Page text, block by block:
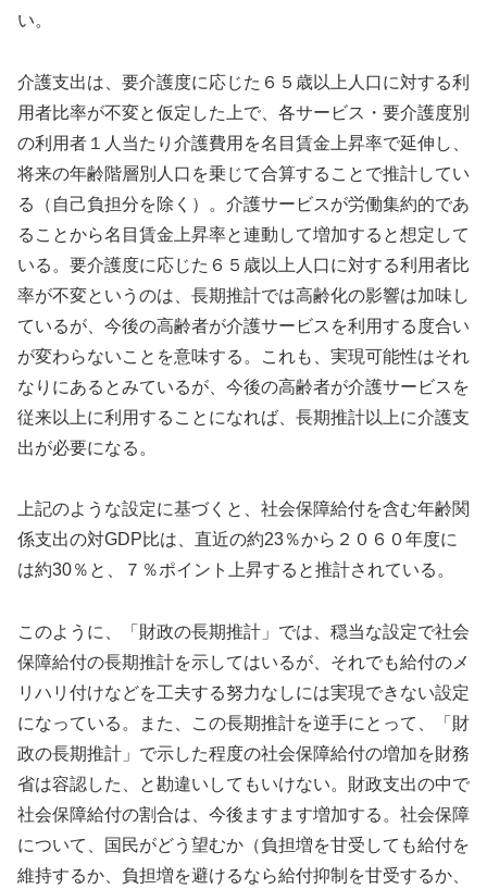
い。
介護支出は、要介護度に応じた６５歳以上人口に対する利
用者比率が不変と仮定した上で、各サービス・要介護度別
の利用者１人当たり介護費用を名目賃金上昇率で延伸し、
将来の年齢階層別人口を乗じて合算することで推計してい
る（自己負担分を除く）。介護サービスが労働集約的であ
ることから名目賃金上昇率と連動して増加すると想定して
いる。要介護度に応じた６５歳以上人口に対する利用者比
率が不変というのは、長期推計では高齢化の影響は加味し
ているが、今後の高齢者が介護サービスを利用する度合い
が変わらないことを意味する。これも、実現可能性はそれ
なりにあるとみているが、今後の高齢者が介護サービスを
従来以上に利用することになれば、長期推計以上に介護支
出が必要になる。
上記のような設定に基づくと、社会保障給付を含む年齢関
係支出の対GDP比は、直近の約23％から２０６０年度に
は約30％と、７％ポイント上昇すると推計されている。
このように、「財政の長期推計」では、穏当な設定で社会
保障給付の長期推計を示してはいるが、それでも給付のメ
リハリ付けなどを工夫する努力なしには実現できない設定
になっている。また、この長期推計を逆手にとって、「財
政の長期推計」で示した程度の社会保障給付の増加を財務
省は容認した、と勘違いしてもいけない。財政支出の中で
社会保障給付の割合は、今後ますます増加する。社会保障
について、国民がどう望むか（負担増を甘受しても給付を
維持するか、負担増を避けるなら給付抑制を甘受するか、